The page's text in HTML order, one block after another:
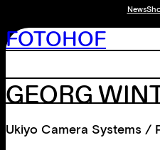
News
FOTOHOF
GEORG
Ukiyo Camera Systems /